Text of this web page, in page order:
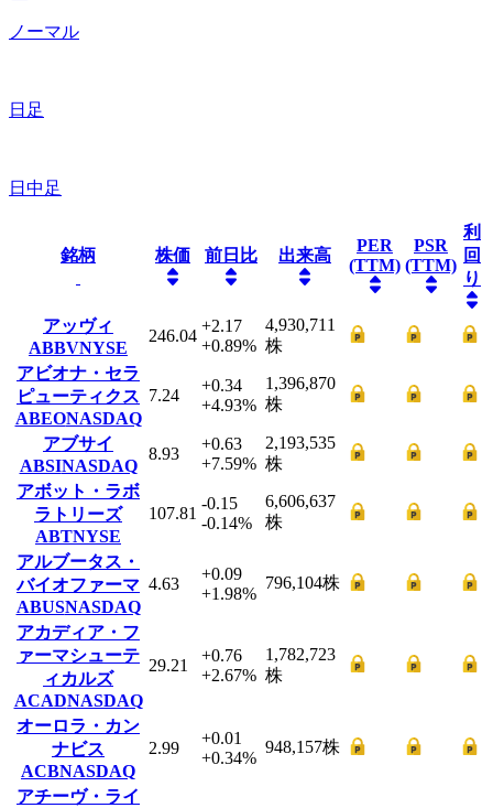
ノーマル
日足
日中足
銘柄 株価 前日比 出来高
PER
(TTM)
PSR
(TTM)
利
回
り
アッヴィ
ABBVNYSE
246.04
+2.17
+0.89%
4,930,711
株
アビオナ・セラ
ピューティクス
ABEONASDAQ
7.24
+0.34
+4.93%
1,396,870
株
アブサイ
ABSINASDAQ
8.93
+0.63
+7.59%
2,193,535
株
アボット・ラボ
ラトリーズ
ABTNYSE
107.81
-0.15
-0.14%
6,606,637
株
アルブータス・
バイオファーマ
ABUSNASDAQ
4.63
+0.09
+1.98%
796,104株
アカディア・フ
ァーマシューテ
ィカルズ
ACADNASDAQ
29.21
+0.76
+2.67%
1,782,723
株
オーロラ・カン
ナビス
ACBNASDAQ
2.99
+0.01
+0.34%
948,157株
アチーヴ・ライ